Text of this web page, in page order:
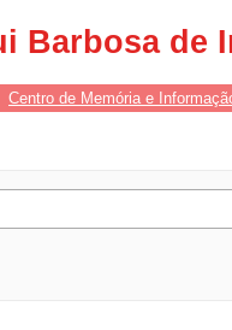
Barbosa de
Centro de Memória e